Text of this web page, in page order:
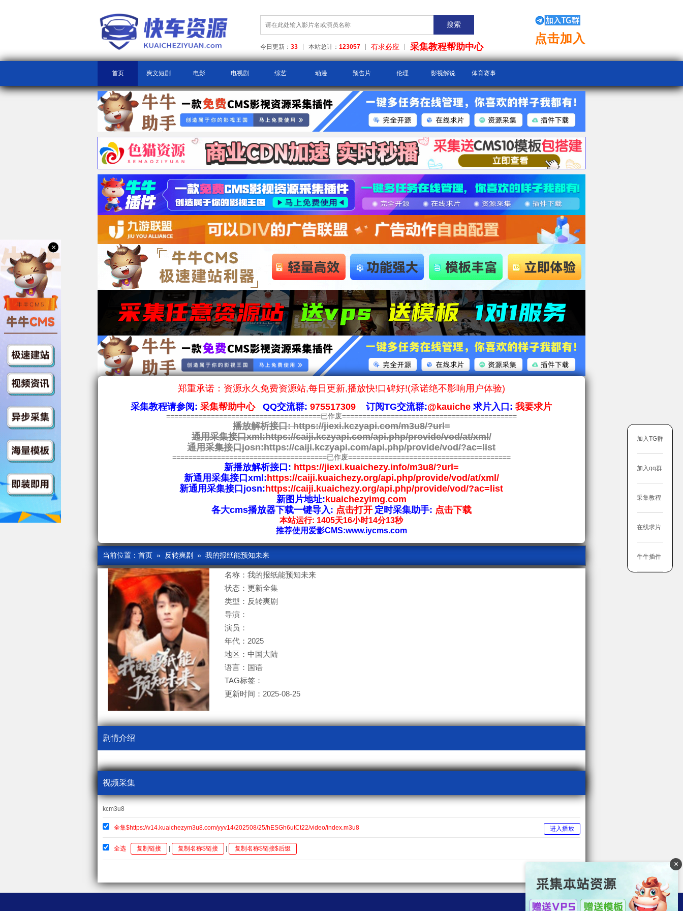
今日更新： 33 本站总计： 123057 有求必应 采集教程帮助中心
点击加入
首页 爽文短剧 电影 电视剧 综艺 动漫 预告片 伦理 影视解说 体育赛事
郑重承诺：资源永久免费资源站,每日更新,播放快!口碑好!(承诺绝不影响用户体验)
采集教程请参阅: 采集帮助中心 QQ交流群: 975517309 订阅TG交流群:@kauiche 求片入口:我要求片
======================================已作废===========================================
播放解析接口:https://jiexi.kczyapi.com/m3u8/?url=
通用采集接口xml:https://caiji.kczyapi.com/api.php/provide/vod/at/xml/
通用采集接口josn:https://caiji.kczyapi.com/api.php/provide/vod/?ac=list
======================================已作废========================================
新播放解析接口: https://jiexi.kuaichezy.info/m3u8/?url=
新通用采集接口xml: https://caiji.kuaichezy.org/api.php/provide/vod/at/xml/
新通用采集接口josn: https://caiji.kuaichezy.org/api.php/provide/vod/?ac=list
新图片地址: kuaichezyimg.com
各大cms播放器下载一键导入: 点击打开 定时采集助手: 点击下载
本站运行: 1405天16小时14分13秒
推荐使用爱影CMS:www.iycms.com
当前位置： 首页 » 反转爽剧 » 我的报纸能预知未来
名称：我的报纸能预知未来
状态：更新全集
类型：反转爽剧
导演：
演员：
年代：2025
地区：中国大陆
语言：国语
TAG标签：
更新时间：2025-08-25
剧情介绍
视频采集
kcm3u8
全集$https://v14.kuaichezym3u8.com/yyv14/202508/25/hESGh6utCt22/video/index.m3u8 进入播放
全选 复制链接 复制名称$链接 复制名称$链接$后缀
加入TG群
加入qq群
采集教程
在线求片
牛牛插件
×
×